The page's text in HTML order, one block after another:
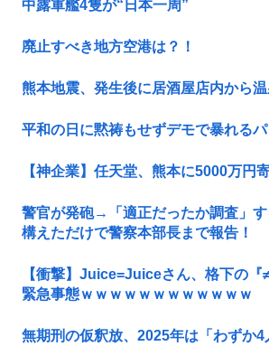
中露軍艦4隻が“日本一周”
廃止すべき地方空港は？！
熊本地震、発生後に居酒屋店内から
平和の日に黙祷もせずデモで暴れる
【神企業】任天堂、熊本に5000万円
警官が発砲→「適正だったか調査」
構えただけで警察本部長まで報告！
【衝撃】Juice=Juiceさん、格下の『
緊急事態ｗｗｗｗｗｗｗｗｗｗｗｗ
無期刑の仮釈放、2025年は「わずか